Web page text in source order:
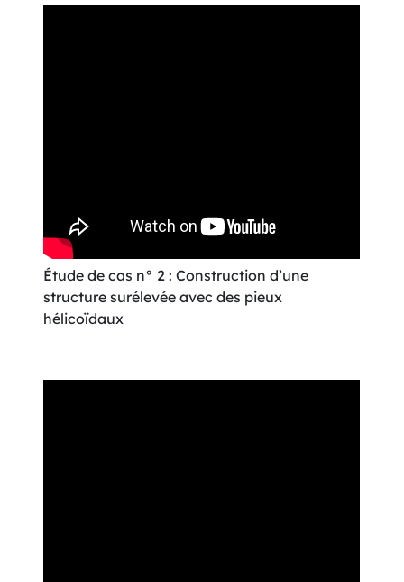
Étude de cas n° 2 : Construction d’une
structure surélevée avec des pieux
hélicoïdaux